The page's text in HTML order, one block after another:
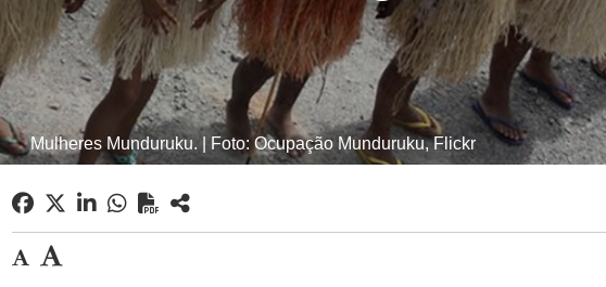
Mulheres Munduruku. | Foto: Ocupação Munduruku, Flickr